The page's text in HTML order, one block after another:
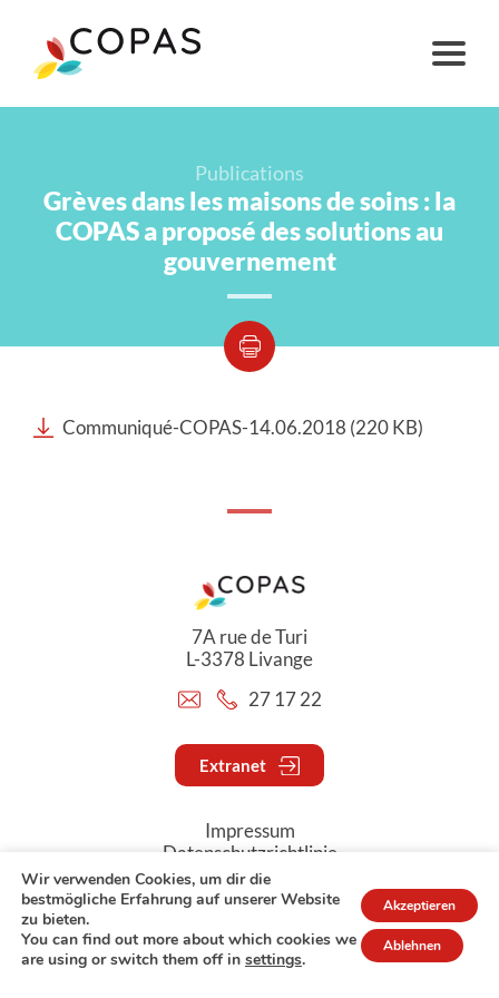
Publications
Grèves dans les maisons de soins : la
COPAS a proposé des solutions au
gouvernement
Communiqué-COPAS-14.06.2018 (220 KB)
7A rue de Turi
L-3378 Livange
27 17 22
Extranet
Impressum
Datenschutzrichtlinie
© Copyright 2026 - COPAS
Wir verwenden Cookies, um dir die
bestmögliche Erfahrung auf unserer Website
zu bieten.
You can find out more about which cookies we
are using or switch them off in settings.
Akzeptieren
Ablehnen